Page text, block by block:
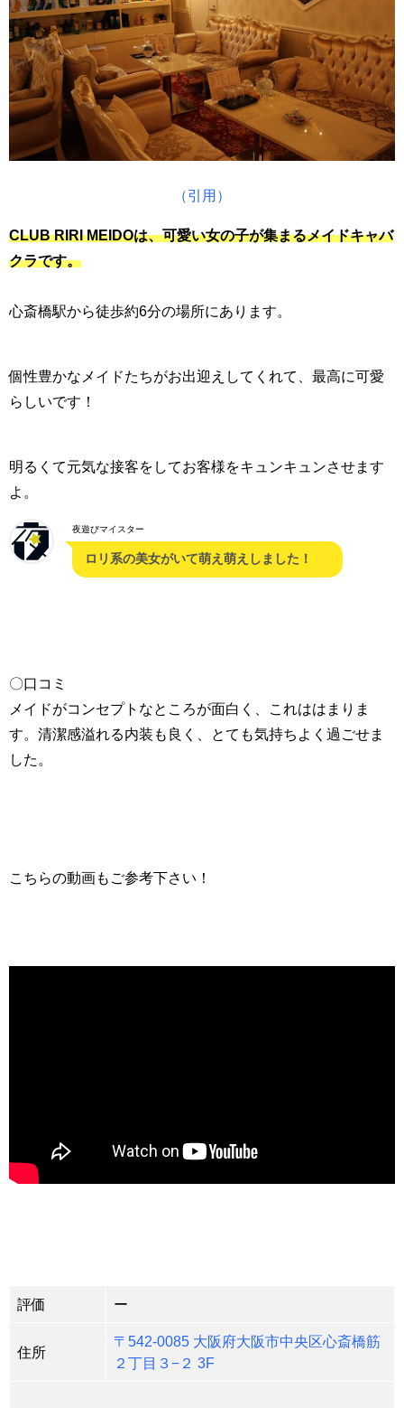
（引用）
CLUB RIRI MEIDOは、可愛い女の子が集まるメイドキャバ
クラです。
心斎橋駅から徒歩約6分の場所にあります。
個性豊かなメイドたちがお出迎えしてくれて、最高に可愛
らしいです！
明るくて元気な接客をしてお客様をキュンキュンさせます
よ。
夜遊びマイスター
ロリ系の美女がいて萌え萌えしました！
〇口コミ
メイドがコンセプトなところが面白く、これははまりま
す。清潔感溢れる内装も良く、とても気持ちよく過ごせま
した。
こちらの動画もご参考下さい！
評価 ー
住所
〒542-0085 大阪府大阪市中央区心斎橋筋
２丁目３−２ 3F